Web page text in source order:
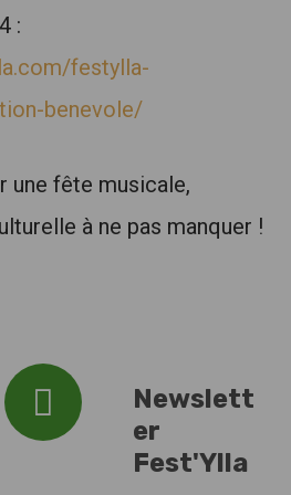
:
festylla-
benevole/
une fête musicale,
à ne pas manquer !
Newslett
er
Fest'Ylla